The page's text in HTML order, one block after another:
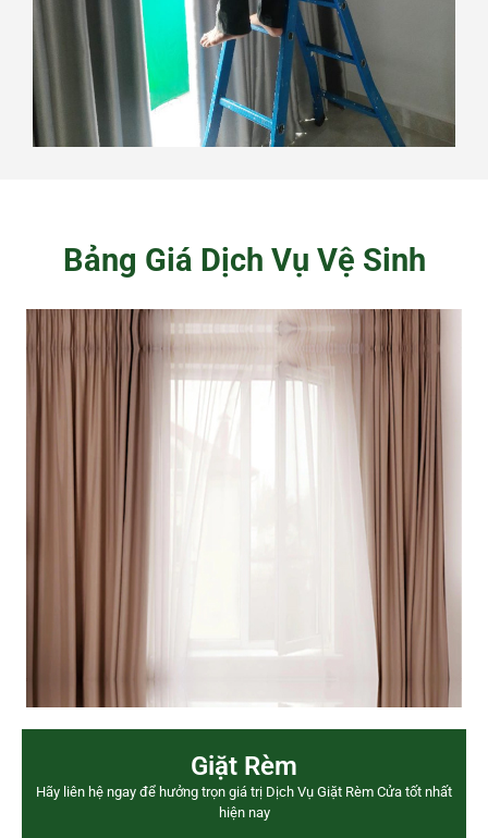
Bảng Giá Dịch Vụ Vệ Sinh
Giặt Rèm
Hãy liên hệ ngay để hưởng trọn giá trị Dịch Vụ Giặt Rèm Cửa tốt nhất
hiện nay